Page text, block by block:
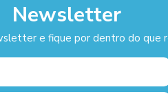
Newsletter
e fique por dentro do que